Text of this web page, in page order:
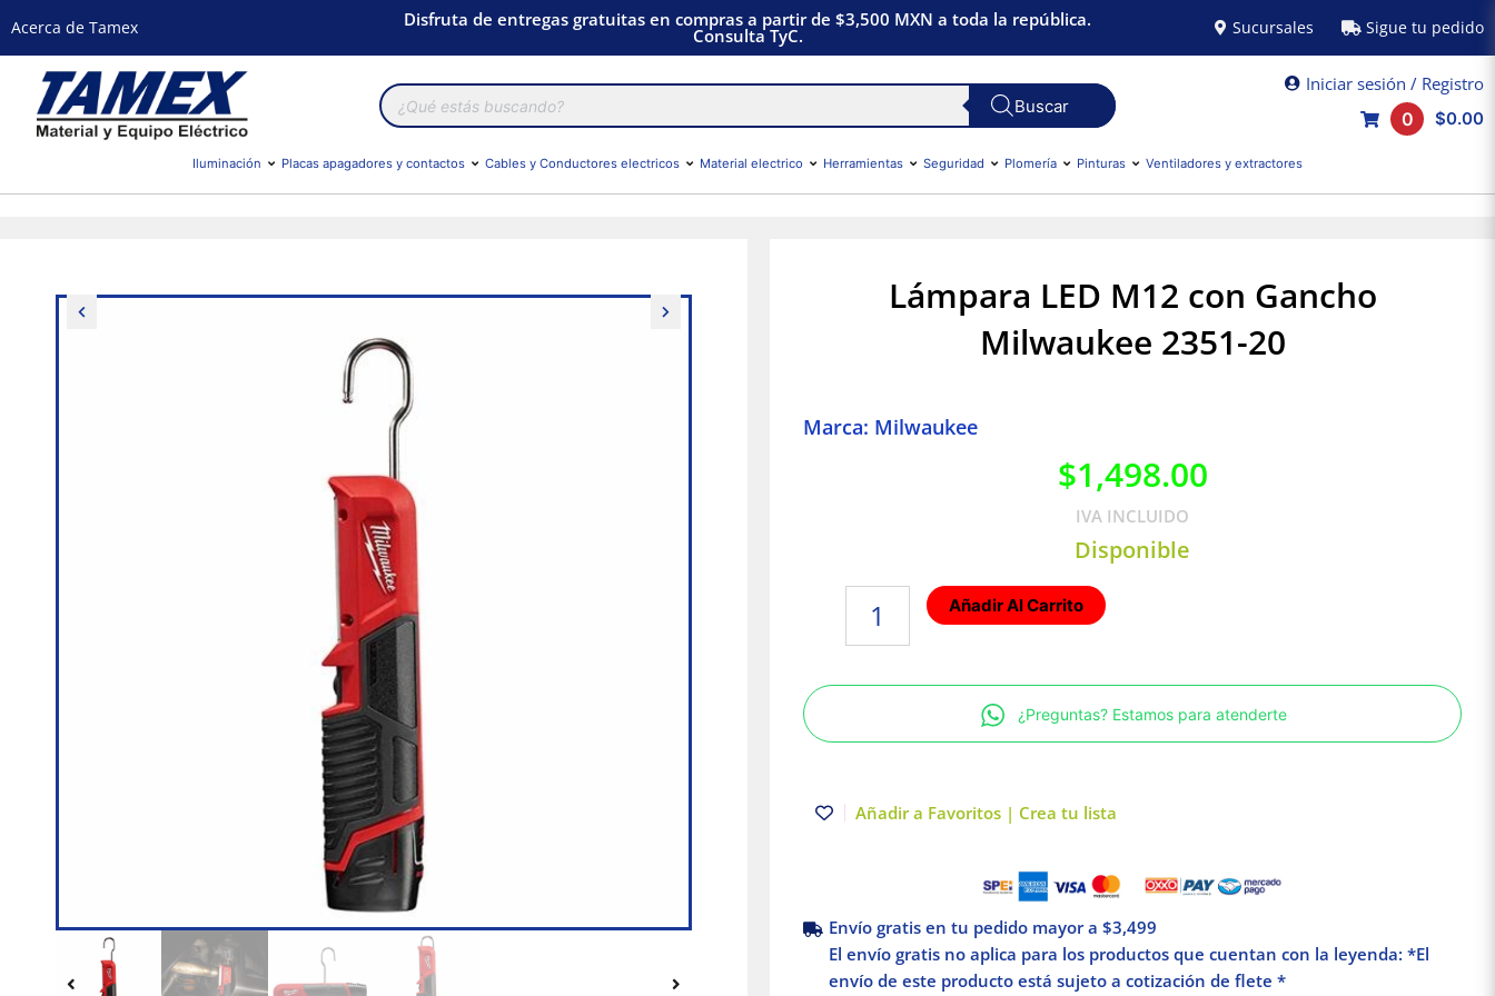
Acerca de Tamex Disfruta de entregas gratuitas en compras a partir de $3,500 MXN a toda la república.
Consulta TyC. Sucursales Sigue tu pedido
Búsqueda
de
productos
Iniciar sesión / Registro
0
$0.00
Iluminación Placas apagadores y contactos Cables y Conductores electricos Material electrico Herramientas Seguridad Plomería Pinturas Ventiladores y extractores
Lámpara LED M12 con Gancho
Milwaukee 2351-20
Marca: Milwaukee
$1,498.00
IVA INCLUIDO
Disponible
Gancho
Milwaukee
cantidad
Añadir Al Carrito
¿Preguntas? Estamos para atenderte
Añadir a Favoritos | Crea tu lista
Envío gratis en tu pedido mayor a $3,499
El envío gratis no aplica para los productos que cuentan con la leyenda: *El
envío de este producto está sujeto a cotización de flete *